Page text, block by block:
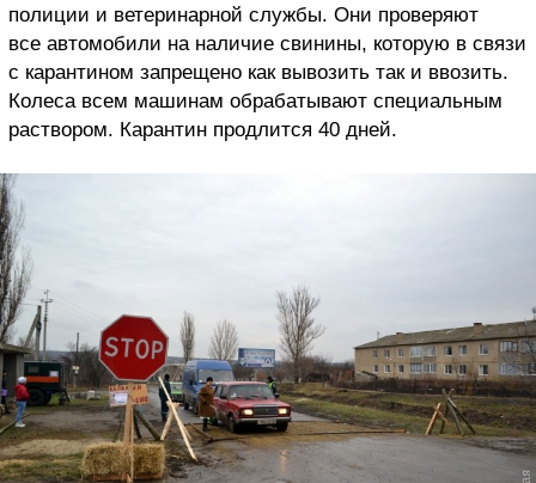
полиции и ветеринарной службы. Они проверяют
все автомобили на наличие свинины, которую в связи
с карантином запрещено как вывозить так и ввозить.
Колеса всем машинам обрабатывают специальным
раствором. Карантин продлится 40 дней.